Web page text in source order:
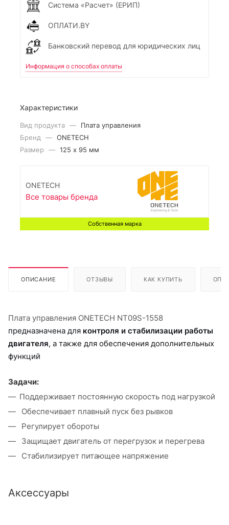
Система «Расчет» (ЕРИП)
ОПЛАТИ.BY
Банковский перевод для юридических лиц
Информация о способах оплаты
Характеристики
Вид продукта —
Плата управления
Бренд — ONETECH
Размер
— 125 x 95 мм
ONETECH
Все товары бренда
Собственная марка
ОПИСАНИЕ ОТЗЫВЫ КАК КУПИТЬ
Плата управления ONETECH NT09S-1558
предназначена для контроля и стабилизации работы
двигателя, а также для обеспечения дополнительных
функций
Задачи:
Поддерживает постоянную скорость под нагрузкой
Обеспечивает плавный пуск без рывков
Регулирует обороты
Защищает двигатель от перегрузок и перегрева
Стабилизирует питающее напряжение
Аксессуары